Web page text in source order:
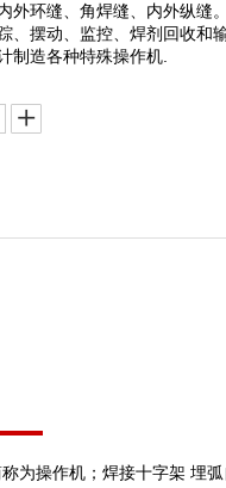
外环缝、角焊缝、内外纵缝
、摆动、监控、焊剂回收和
制造各种特殊操作机.
为操作机；焊接十字架 埋弧